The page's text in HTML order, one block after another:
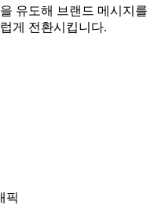
유도해 브랜드 메시지를
게 전환시킵니다.
픽